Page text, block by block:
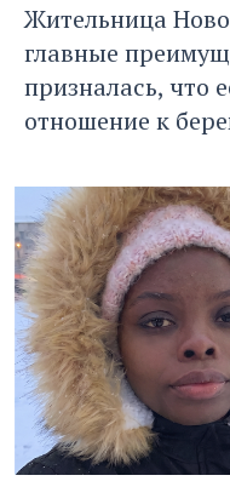
Жительница
главные
призналась, что
отношение к